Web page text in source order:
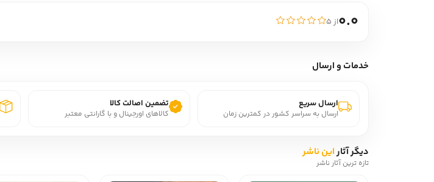
0.0از ۵
خدمات و ارسال
ارسال سریع
ارسال به سراسر کشور در کمترین زمان
تضمین اصالت کالا
کالاهای اورجینال و با گارانتی معتبر
دیگر آثاراین ناشر
تازه ترین آثار ناشر